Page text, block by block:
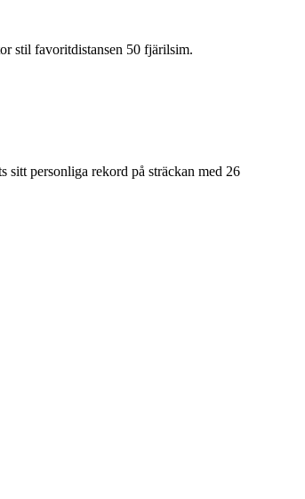
stil favoritdistansen 50 fjärilsim.
personliga rekord på sträckan med 26